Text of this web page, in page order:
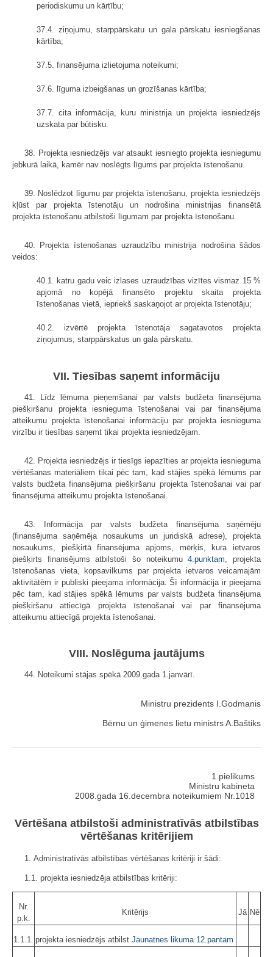
periodiskumu un kārtību;
37.4. ziņojumu, starppārskatu un gala pārskatu iesniegšanas
kārtība;
37.5. finansējuma izlietojuma noteikumi;
37.6. līguma izbeigšanas un grozīšanas kārtība;
37.7. cita informācija, kuru ministrija un projekta iesniedzējs
uzskata par būtisku.
38. Projekta iesniedzējs var atsaukt iesniegto projekta iesniegumu
jebkurā laikā, kamēr nav noslēgts līgums par projekta īstenošanu.
39. Noslēdzot līgumu par projekta īstenošanu, projekta iesniedzējs
kļūst par projekta īstenotāju un nodrošina ministrijas finansētā
projekta īstenošanu atbilstoši līgumam par projekta īstenošanu.
40. Projekta īstenošanas uzraudzību ministrija nodrošina šādos
veidos:
40.1. katru gadu veic izlases uzraudzības vizītes vismaz 15 %
apjomā no kopējā finansēto projektu skaita projekta
īstenošanas vietā, iepriekš saskaņojot ar projekta īstenotāju;
40.2. izvērtē projekta īstenotāja sagatavotos projekta
ziņojumus, starppārskatus un gala pārskatu.
VII. Tiesības saņemt informāciju
41. Līdz lēmuma pieņemšanai par valsts budžeta finansējuma
piešķiršanu projekta iesnieguma īstenošanai vai par finansējuma
atteikumu projekta īstenošanai informāciju par projekta iesnieguma
virzību ir tiesības saņemt tikai projekta iesniedzējam.
42. Projekta iesniedzējs ir tiesīgs iepazīties ar projekta iesnieguma
vērtēšanas materiāliem tikai pēc tam, kad stājies spēkā lēmums par
valsts budžeta finansējuma piešķiršanu projekta īstenošanai vai par
finansējuma atteikumu projekta īstenošanai.
43. Informācija par valsts budžeta finansējuma saņēmēju
(finansējuma saņēmēja nosaukums un juridiskā adrese), projekta
nosaukums, piešķirtā finansējuma apjoms, mērķis, kura ietvaros
piešķirts finansējums atbilstoši šo noteikumu4.punktam , projekta
īstenošanas vieta, kopsavilkums par projekta ietvaros veicamajām
aktivitātēm ir publiski pieejama informācija. Šī informācija ir pieejama
pēc tam, kad stājies spēkā lēmums par valsts budžeta finansējuma
piešķiršanu attiecīgā projekta īstenošanai vai par finansējuma
atteikumu attiecīgā projekta īstenošanai.
VIII. Noslēguma jautājums
44. Noteikumi stājas spēkā 2009.gada 1.janvārī.
Ministru prezidents I.Godmanis
Bērnu un ģimenes lietu ministrs A.Baštiks
1.pielikums
Ministru kabineta
2008.gada 16.decembra noteikumiem Nr.1018
Vērtēšana atbilstoši administratīvās atbilstības
vērtēšanas kritērijiem
1. Administratīvās atbilstības vērtēšanas kritēriji ir šādi:
1.1. projekta iesniedzēja atbilstības kritēriji:
Nr.
p.k.
Kritērijs Jā Nē
1.1.1. projekta iesniedzējs atbilst Jaunatnes likuma 12.pantam